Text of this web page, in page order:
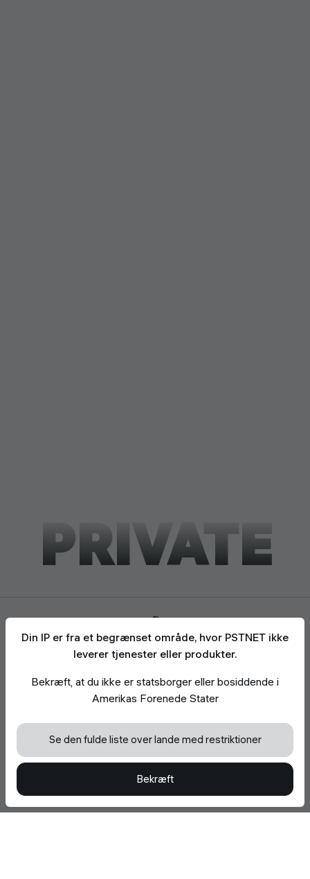
Din IP er fra et begrænset område, hvor PSTNET ikke
leverer tjenester eller produkter.
Bekræft, at du ikke er statsborger eller bosiddende i
Amerikas Forenede Stater
Se den fulde liste over lande med restriktioner
Bekræft
PRIVATE
Vi bruger cookies til at forbedre din oplevelse,
analysere trafikken på hjemmesiden og
understøtte funktionaliteten på hjemmesiden.
Læs mere iCookie-Politik
Accepter alle Cookies
Afvis valgfrie Cookies